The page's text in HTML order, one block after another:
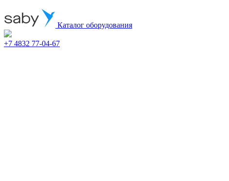
Каталог оборудования
+7 4832 77-04-67